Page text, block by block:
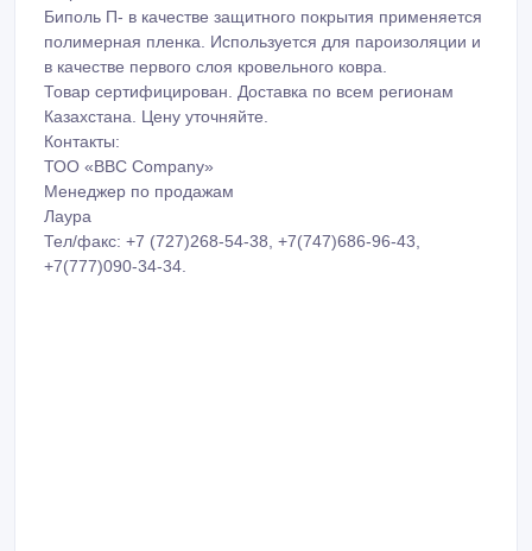
Биполь П- в качестве защитного покрытия применяется
полимерная пленка. Используется для пароизоляции и
в качестве первого слоя кровельного ковра.
Товар сертифицирован. Доставка по всем регионам
Казахстана. Цену уточняйте.
Контакты:
ТОО «BBC Company»
Менеджер по продажам
Лаура
Тел/факс: +7 (727)268-54-38, +7(747)686-96-43,
+7(777)090-34-34.